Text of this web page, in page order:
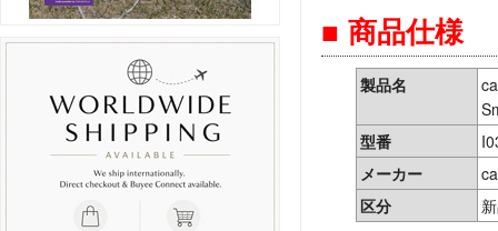
■ 商品仕様
製品名
型番
メーカー
区分